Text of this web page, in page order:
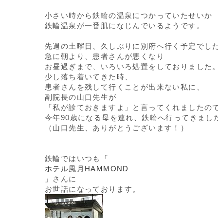
小さい時から鉄輪の温泉につかっていたせいか
鉄輪温泉が一番肌になじんでいるようです。
先週の土曜日、久しぶりに別府へ行く予定でし
急に朝より、患者さんが悪くなり
お昼過ぎまで、いろいろ処置をしておりました。
少し落ち着いてきた時、
患者さんを残して行くことが出来ない私に、
副院長の山口先生が
「私が診ておきますよ」と言ってくれましたの
今年90歳になる母を連れ、鉄輪へ行ってきまし
（山口先生、ありがとうございます！）
鉄輪ではいつも「
ホテル風月HAMMOND
」さんに
お世話になっております。